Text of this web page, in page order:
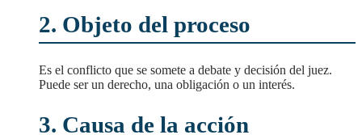
2. Objeto del proceso
Es el conflicto que se somete a debate y decisión del juez.
Puede ser un derecho, una obligación o un interés.
3. Causa de la acción